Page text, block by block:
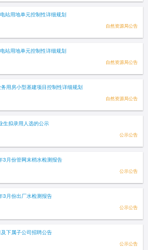
站用地单元控制性详细规划
自然资源局公告
站用地单元控制性详细规划
自然资源局公告
用房小型基建项目控制性详细规划
自然资源局公告
生拟录用人选的公示
公示公告
3月份管网末梢水检测报告
公示公告
3月份出厂水检测报告
公示公告
下属子公司招聘公告
公示公告